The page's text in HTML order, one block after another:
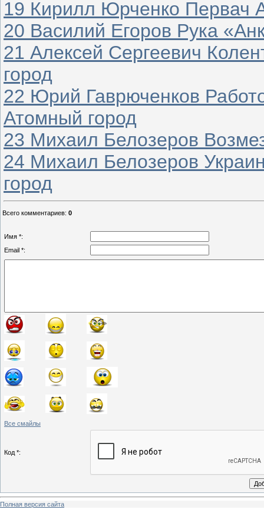
19 Кирилл Юрченко Первач
20 Василий Егоров Рука
21 Алексей Сергеевич
город
22 Юрий Гаврюченков
Атомный город
23 Михаил Белозеров
24 Михаил Белозеров
город
Всего комментариев: 0
Имя *:
Email *:
Все смайлы
Код *:
Полная версия сайта